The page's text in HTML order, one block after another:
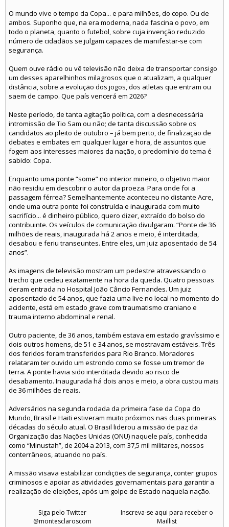
O mundo vive o tempo da Copa... e para milhões, do copo. Ou de
ambos. Suponho que, na era moderna, nada fascina o povo, em
todo o planeta, quanto o futebol, sobre cuja invenção reduzido
número de cidadãos se julgam capazes de manifestar-se com
segurança.
Quem ouve rádio ou vê televisão não deixa de transportar consigo
um desses aparelhinhos milagrosos que o atualizam, a qualquer
distância, sobre a evolução dos jogos, dos atletas que entram ou
saem de campo. Que país vencerá em 2026?
Neste período, de tanta agitação política, com a desnecessária
intromissão de Tio Sam ou não; de tanta discussão sobre os
candidatos ao pleito de outubro – já bem perto, de finalização de
debates e embates em qualquer lugar e hora, de assuntos que
fogem aos interesses maiores da nação, o predomínio do tema é
sabido: Copa.
Enquanto uma ponte “some” no interior mineiro, o objetivo maior
não residiu em descobrir o autor da proeza. Para onde foi a
passagem férrea? Semelhantemente aconteceu no distante Acre,
onde uma outra ponte foi construída e inaugurada com muito
sacrifício... é dinheiro público, quero dizer, extraído do bolso do
contribuinte. Os veículos de comunicação divulgaram. “Ponte de 36
milhões de reais, inaugurada há 2 anos e meio, é interditada,
desabou e feriu transeuntes. Entre eles, um juiz aposentado de 54
anos”.
As imagens de televisão mostram um pedestre atravessando o
trecho que cedeu exatamente na hora da queda. Quatro pessoas
deram entrada no Hospital João Câncio Fernandes. Um juiz
aposentado de 54 anos, que fazia uma live no local no momento do
acidente, está em estado grave com traumatismo craniano e
trauma interno abdominal e renal.
Outro paciente, de 36 anos, também estava em estado gravíssimo e
dois outros homens, de 51 e 34 anos, se mostravam estáveis. Três
dos feridos foram transferidos para Rio Branco. Moradores
relataram ter ouvido um estrondo como se fosse um tremor de
terra. A ponte havia sido interditada devido ao risco de
desabamento. Inaugurada há dois anos e meio, a obra custou mais
de 36 milhões de reais.
Adversários na segunda rodada da primeira fase da Copa do
Mundo, Brasil e Haiti estiveram muito próximos nas duas primeiras
décadas do século atual. O Brasil liderou a missão de paz da
Organização das Nações Unidas (ONU) naquele país, conhecida
como “Minustah”, de 2004 a 2013, com 37,5 mil militares, nossos
conterrâneos, atuando no país.
A missão visava estabilizar condições de segurança, conter grupos
criminosos e apoiar as atividades governamentais para garantir a
realização de eleições, após um golpe de Estado naquela nação.
Siga pelo Twitter
@montesclaroscom
Inscreva-se aqui para receber o
Maillist